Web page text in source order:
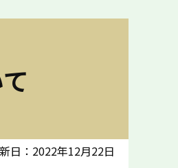
日：2022年12月22日